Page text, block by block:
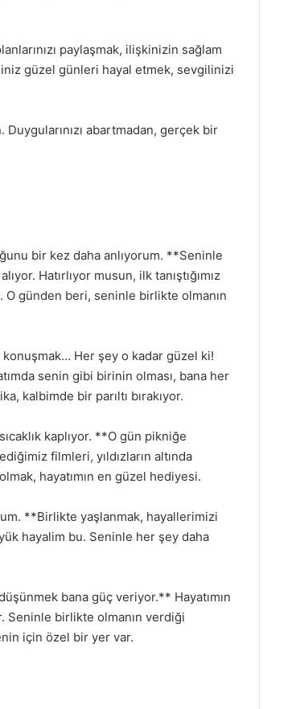
paylaşmak, ilişkinizin sağlam
güzel günleri hayal etmek, sevgilinizi
abartmadan, gerçek bir
bir kez daha anlıyorum. **Seninle
Hatırlıyor musun, ilk tanıştığımız
O günden beri, seninle birlikte olmanın
Her şey o kadar güzel ki!
senin gibi birinin olması, bana her
kalbimde bir parıltı bırakıyor.
kaplıyor. **O gün pikniğe
filmleri, yıldızların altında
hayatımın en güzel hediyesi.
**Birlikte yaşlanmak, hayallerimizi
hayalim bu. Seninle her şey daha
bana güç veriyor.** Hayatımın
Seninle birlikte olmanın verdiği
için özel bir yer var.